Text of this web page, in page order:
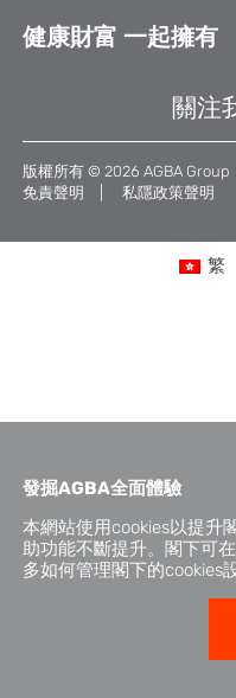
關於AGBA
公司文化
發掘AGBA全面體驗
本網站使用cookies以提升
助功能不斷提升。閣下可
多如何管理閣下的cookies
健康財富 一起擁有
關注
版權所有 © 2026 AGBA Group
免責聲明
私隱政策聲明
繁